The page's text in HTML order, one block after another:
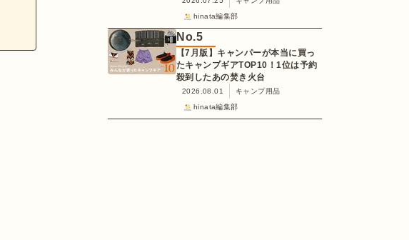
hinata編集部
No.5
【7月版】キャンパーが本当に買っ
たキャンプギアTOP10！1位は予約
殺到したあの焚き火台
2026.08.01
キャンプ用品
hinata編集部